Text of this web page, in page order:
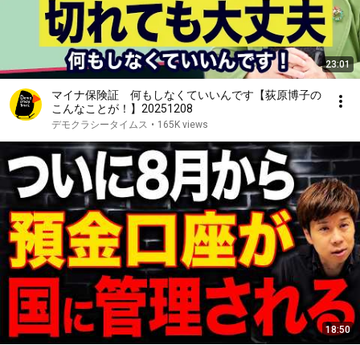
23:01
マイナ保険証 何もしなくていいんです【荻原博子の
こんなことが！】20251208
デモクラシータイムス • 165K views
18:50